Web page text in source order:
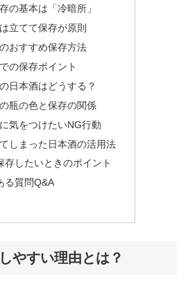
の基本は「冷暗所」
立てて保存が原則
おすすめ保存方法
の保存ポイント
日本酒はどうする？
瓶の色と保存の関係
気をつけたいNG行動
しまった日本酒の活用法
存したいときのポイント
る質問Q&A
やすい理由とは？